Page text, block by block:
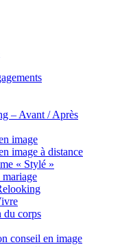
– Avant / Après
image
image à distance
« Stylé »
du corps
conseil en image